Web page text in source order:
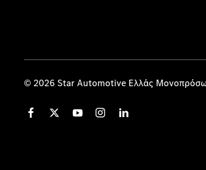
© 2026 Star Automotive Ελλάς